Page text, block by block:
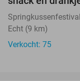
Echt (9 km)
Verkocht: 75